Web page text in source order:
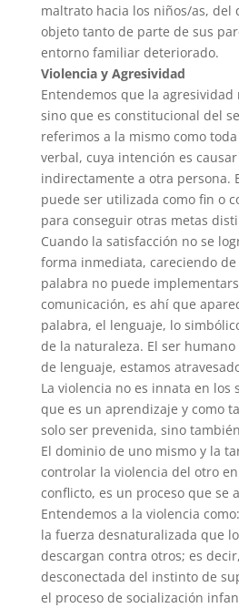
maltrato hacia los niños/as, del
objeto tanto de parte de sus
entorno familiar deteriorado.
Violencia y Agresividad
Entendemos que la agresividad
sino que es constitucional del
referimos a la mismo como
verbal, cuya intención es
indirectamente a otra persona.
puede ser utilizada como fin o
para conseguir otras metas
Cuando la satisfacción no se
forma inmediata, careciendo
palabra no puede
comunicación, es ahí que
palabra, el lenguaje, lo
de la naturaleza. El ser
de lenguaje, estamos
La violencia no es innata en los
que es un aprendizaje y como
solo ser prevenida, sino
El dominio de uno mismo y la
controlar la violencia del otro
conflicto, es un proceso que se
Entendemos a la violencia
la fuerza desnaturalizada que
descargan contra otros; es
desconectada del instinto de
el proceso de socialización